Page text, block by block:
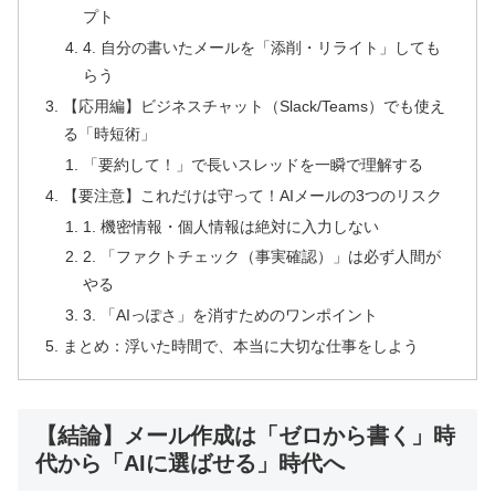
プト
4. 自分の書いたメールを「添削・リライト」しても
らう
【応用編】ビジネスチャット（Slack/Teams）でも使え
る「時短術」
「要約して！」で長いスレッドを一瞬で理解する
【要注意】これだけは守って！AIメールの3つのリスク
1. 機密情報・個人情報は絶対に入力しない
2. 「ファクトチェック（事実確認）」は必ず人間が
やる
3. 「AIっぽさ」を消すためのワンポイント
まとめ：浮いた時間で、本当に大切な仕事をしよう
【結論】メール作成は「ゼロから書く」時
代から「AIに選ばせる」時代へ